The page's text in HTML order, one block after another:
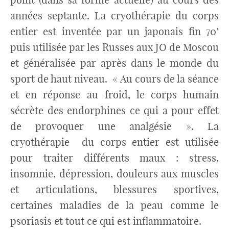
années septante. La cryothérapie du corps
entier est inventée par un japonais fin 70’
puis utilisée par les Russes aux JO de Moscou
et généralisée par après dans le monde du
sport de haut niveau. « Au cours de la séance
et en réponse au froid, le corps humain
sécrète des endorphines ce qui a pour effet
de provoquer une analgésie ». La
cryothérapie du corps entier est utilisée
pour traiter différents maux : stress,
insomnie, dépression, douleurs aux muscles
et articulations, blessures sportives,
certaines maladies de la peau comme le
psoriasis et tout ce qui est inflammatoire.